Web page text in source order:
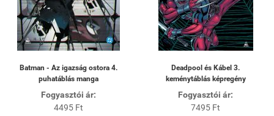
Batman - Az igazság ostora 4.
puhatáblás manga
Fogyasztói ár:
4495 Ft
Deadpool és Kábel 3.
keménytáblás képregény
Fogyasztói ár:
7495 Ft